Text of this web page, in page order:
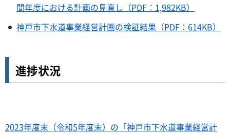
間年度における計画の見直し（PDF：1,982KB）
神戸市下水道事業経営計画の検証結果（PDF：614KB）
進捗状況
2023年度末（令和5年度末）の「神戸市下水道事業経営計